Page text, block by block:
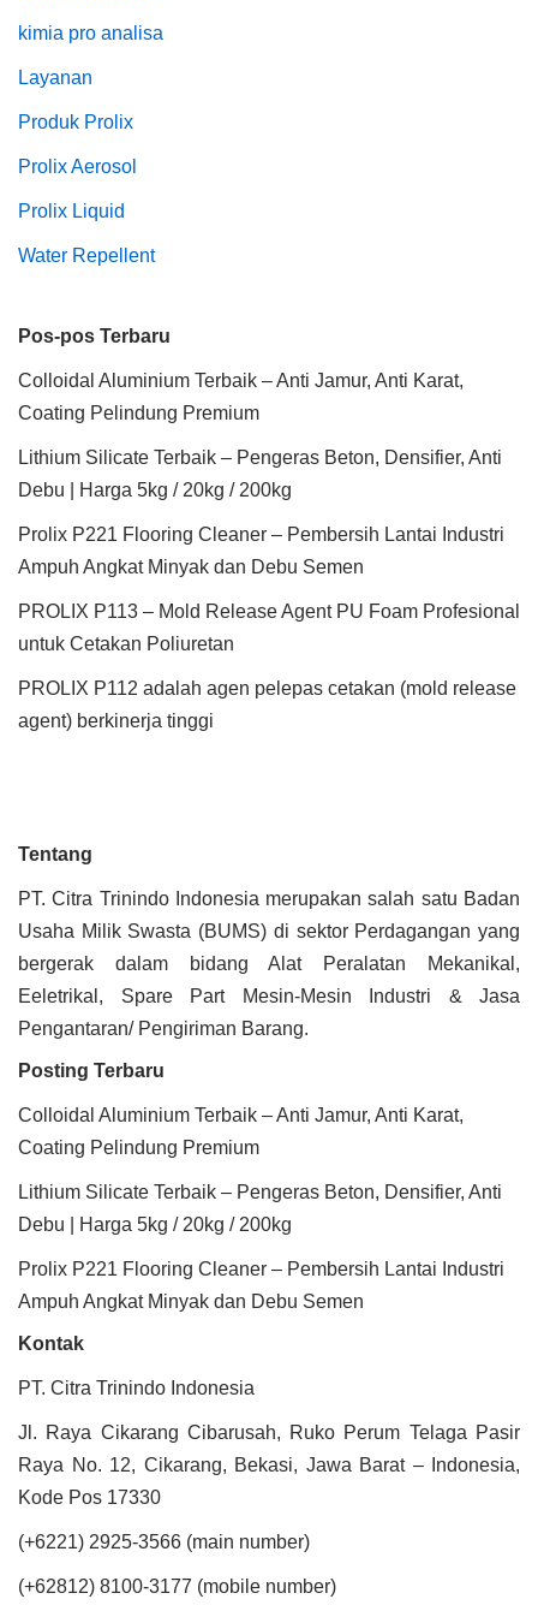
kimia pro analisa
Layanan
Produk Prolix
Prolix Aerosol
Prolix Liquid
Water Repellent
Pos-pos Terbaru
Colloidal Aluminium Terbaik – Anti Jamur, Anti Karat,
Coating Pelindung Premium
Lithium Silicate Terbaik – Pengeras Beton, Densifier, Anti
Debu | Harga 5kg / 20kg / 200kg
Prolix P221 Flooring Cleaner – Pembersih Lantai Industri
Ampuh Angkat Minyak dan Debu Semen
PROLIX P113 – Mold Release Agent PU Foam Profesional
untuk Cetakan Poliuretan
PROLIX P112 adalah agen pelepas cetakan (mold release
agent) berkinerja tinggi
Tentang
PT. Citra Trinindo Indonesia merupakan salah satu Badan
Usaha Milik Swasta (BUMS) di sektor Perdagangan yang
bergerak dalam bidang Alat Peralatan Mekanikal,
Eeletrikal, Spare Part Mesin-Mesin Industri & Jasa
Pengantaran/ Pengiriman Barang.
Posting Terbaru
Colloidal Aluminium Terbaik – Anti Jamur, Anti Karat,
Coating Pelindung Premium
Lithium Silicate Terbaik – Pengeras Beton, Densifier, Anti
Debu | Harga 5kg / 20kg / 200kg
Prolix P221 Flooring Cleaner – Pembersih Lantai Industri
Ampuh Angkat Minyak dan Debu Semen
Kontak
PT. Citra Trinindo Indonesia
Jl. Raya Cikarang Cibarusah, Ruko Perum Telaga Pasir
Raya No. 12, Cikarang, Bekasi, Jawa Barat – Indonesia,
Kode Pos 17330
(+6221) 2925-3566 (main number)
(+62812) 8100-3177 (mobile number)